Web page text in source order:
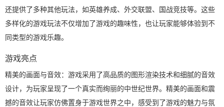
还提供了多种其他玩法，如英雄养成、外交联盟、国战竞技等。这些
多样化的游戏玩法不仅增加了游戏的趣味性，也让玩家能够体验到不
同类型的游戏乐趣。
游戏亮点
精美的画面与音效：游戏采用了高品质的图形渲染技术和细腻的音效
设计，为玩家呈现了一个真实而绚丽的中世纪世界。精美的画面和震
撼的音效让玩家仿佛置身于游戏世界之中，感受到了游戏的魅力与氛